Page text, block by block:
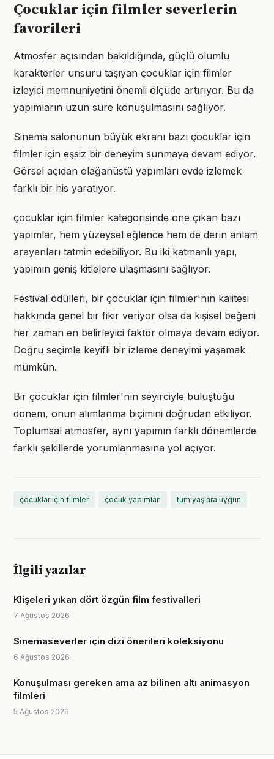
Çocuklar için filmler severlerin
favorileri
Atmosfer açısından bakıldığında, güçlü olumlu
karakterler unsuru taşıyan çocuklar için filmler
izleyici memnuniyetini önemli ölçüde artırıyor. Bu da
yapımların uzun süre konuşulmasını sağlıyor.
Sinema salonunun büyük ekranı bazı çocuklar için
filmler için eşsiz bir deneyim sunmaya devam ediyor.
Görsel açıdan olağanüstü yapımları evde izlemek
farklı bir his yaratıyor.
çocuklar için filmler kategorisinde öne çıkan bazı
yapımlar, hem yüzeysel eğlence hem de derin anlam
arayanları tatmin edebiliyor. Bu iki katmanlı yapı,
yapımın geniş kitlelere ulaşmasını sağlıyor.
Festival ödülleri, bir çocuklar için filmler'nın kalitesi
hakkında genel bir fikir veriyor olsa da kişisel beğeni
her zaman en belirleyici faktör olmaya devam ediyor.
Doğru seçimle keyifli bir izleme deneyimi yaşamak
mümkün.
Bir çocuklar için filmler'nın seyirciyle buluştuğu
dönem, onun alımlanma biçimini doğrudan etkiliyor.
Toplumsal atmosfer, aynı yapımın farklı dönemlerde
farklı şekillerde yorumlanmasına yol açıyor.
çocuklar için filmler çocuk yapımları tüm yaşlara uygun
İlgili yazılar
Klişeleri yıkan dört özgün film festivalleri
7 Ağustos 2026
Sinemaseverler için dizi önerileri koleksiyonu
6 Ağustos 2026
Konuşulması gereken ama az bilinen altı animasyon
filmleri
5 Ağustos 2026